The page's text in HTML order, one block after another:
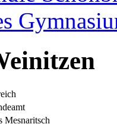
Mesnaritsch